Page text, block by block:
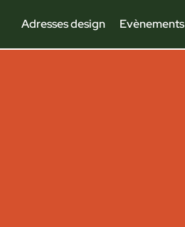
Adresses design Evènements